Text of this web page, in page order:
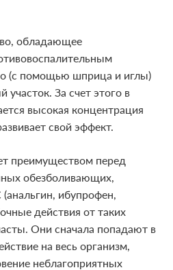
обладающее
(с помощью шприца и иглы)
участок. За счет этого в
высокая концентрация
свой эффект.
преимуществом перед
обезболивающих,
ибупрофен,
действия от таких
Они сначала попадают в
на весь организм,
неблагоприятных